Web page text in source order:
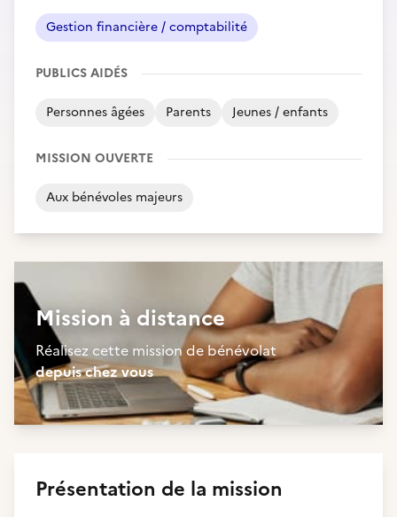
Gestion financière / comptabilité
PUBLICS AIDÉS
Personnes âgées Parents Jeunes / enfants
MISSION OUVERTE
Aux bénévoles majeurs
Mission à distance
Réalisez cette mission de bénévolat
depuis chez vous
Présentation de la mission